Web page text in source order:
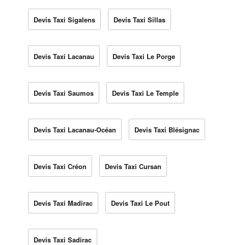
Devis Taxi Sigalens Devis Taxi Sillas
Devis Taxi Lacanau Devis Taxi Le Porge
Devis Taxi Saumos Devis Taxi Le Temple
Devis Taxi Lacanau-Océan Devis Taxi Blésignac
Devis Taxi Créon Devis Taxi Cursan
Devis Taxi Madirac Devis Taxi Le Pout
Devis Taxi Sadirac